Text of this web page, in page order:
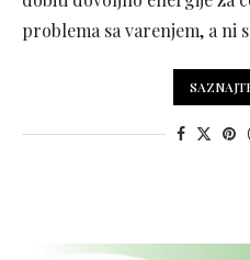
problema sa varenjem, a ni